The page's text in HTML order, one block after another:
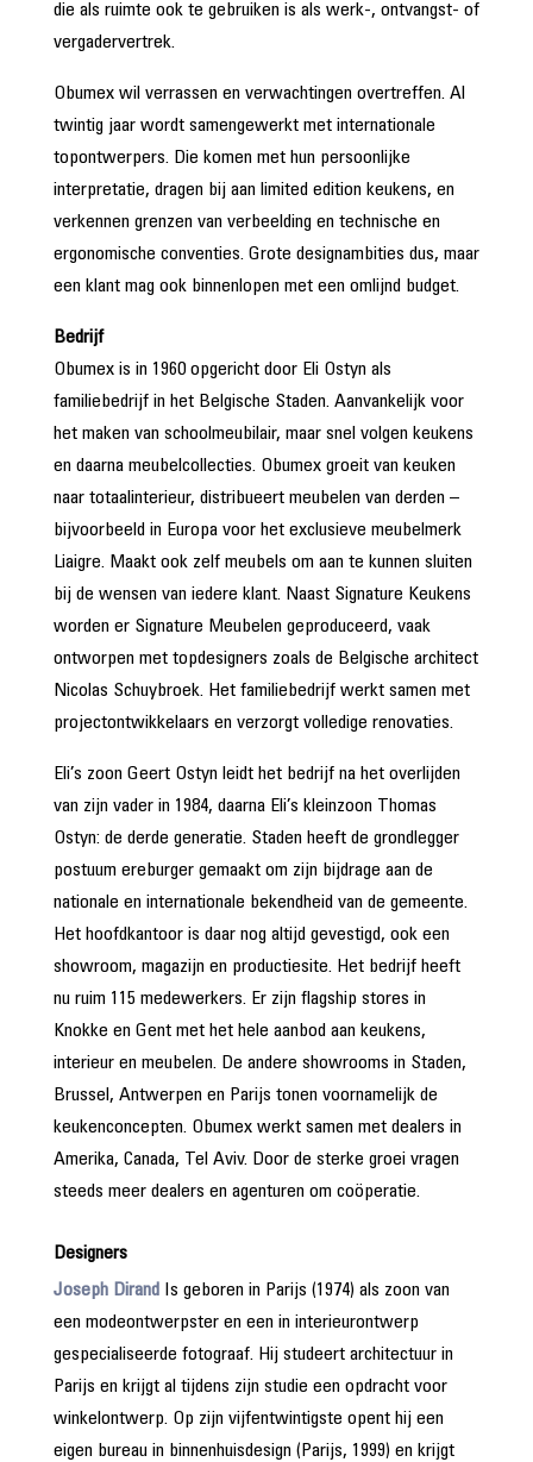
die als ruimte ook te gebruiken is als werk-, ontvangst- of
vergadervertrek.
Obumex wil verrassen en verwachtingen overtreffen. Al
twintig jaar wordt samengewerkt met internationale
topontwerpers. Die komen met hun persoonlijke
interpretatie, dragen bij aan limited edition keukens, en
verkennen grenzen van verbeelding en technische en
ergonomische conventies. Grote designambities dus, maar
een klant mag ook binnenlopen met een omlijnd budget.
Bedrijf
Obumex is in 1960 opgericht door Eli Ostyn als
familiebedrijf in het Belgische Staden. Aanvankelijk voor
het maken van schoolmeubilair, maar snel volgen keukens
en daarna meubelcollecties. Obumex groeit van keuken
naar totaalinterieur, distribueert meubelen van derden –
bijvoorbeeld in Europa voor het exclusieve meubelmerk
Liaigre. Maakt ook zelf meubels om aan te kunnen sluiten
bij de wensen van iedere klant. Naast Signature Keukens
worden er Signature Meubelen geproduceerd, vaak
ontworpen met topdesigners zoals de Belgische architect
Nicolas Schuybroek. Het familiebedrijf werkt samen met
projectontwikkelaars en verzorgt volledige renovaties.
Eli’s zoon Geert Ostyn leidt het bedrijf na het overlijden
van zijn vader in 1984, daarna Eli’s kleinzoon Thomas
Ostyn: de derde generatie. Staden heeft de grondlegger
postuum ereburger gemaakt om zijn bijdrage aan de
nationale en internationale bekendheid van de gemeente.
Het hoofdkantoor is daar nog altijd gevestigd, ook een
showroom, magazijn en productiesite. Het bedrijf heeft
nu ruim 115 medewerkers. Er zijn flagship stores in
Knokke en Gent met het hele aanbod aan keukens,
interieur en meubelen. De andere showrooms in Staden,
Brussel, Antwerpen en Parijs tonen voornamelijk de
keukenconcepten. Obumex werkt samen met dealers in
Amerika, Canada, Tel Aviv. Door de sterke groei vragen
steeds meer dealers en agenturen om coöperatie.
Designers
Joseph Dirand
Is geboren in Parijs (1974) als zoon van
een modeontwerpster en een in interieurontwerp
gespecialiseerde fotograaf. Hij studeert architectuur in
Parijs en krijgt al tijdens zijn studie een opdracht voor
winkelontwerp. Op zijn vijfentwintigste opent hij een
eigen bureau in binnenhuisdesign (Parijs, 1999) en krijgt